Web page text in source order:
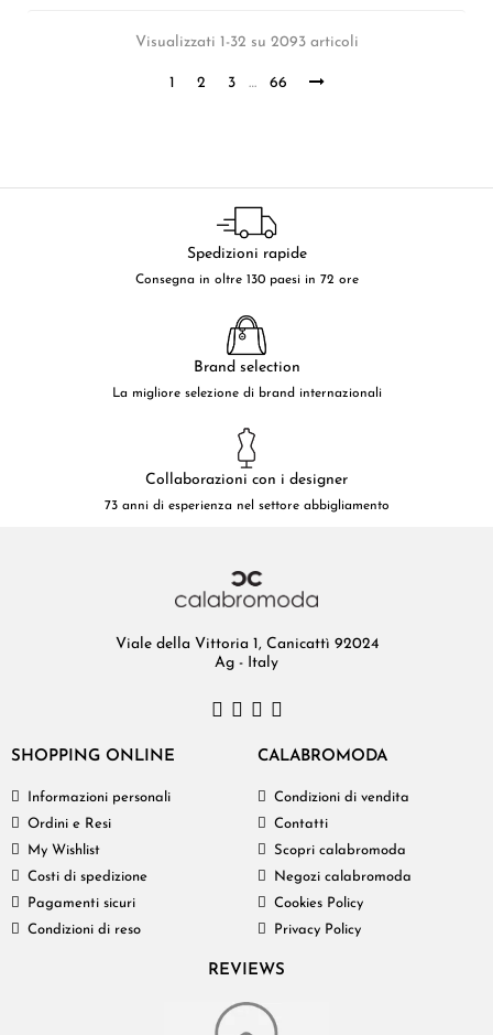
Visualizzati 1-32 su 2093 articoli
1 2 3 … 66
Spedizioni rapide
Consegna in oltre 130 paesi in 72 ore
Brand selection
La migliore selezione di brand internazionali
Collaborazioni con i designer
73 anni di esperienza nel settore abbigliamento
Viale della Vittoria 1, Canicattì 92024
Ag - Italy
SHOPPING ONLINE
Informazioni personali
Ordini e Resi
My Wishlist
Costi di spedizione
Pagamenti sicuri
Condizioni di reso
CALABROMODA
Condizioni di vendita
Contatti
Scopri calabromoda
Negozi calabromoda
Cookies Policy
Privacy Policy
REVIEWS